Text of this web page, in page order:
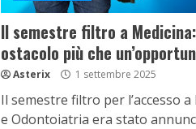
Il semestre filtro a
ostacolo più che
Asterix 1 settembre 2025
Il semestre filtro per l’accesso a
e Odontoiatria era stato